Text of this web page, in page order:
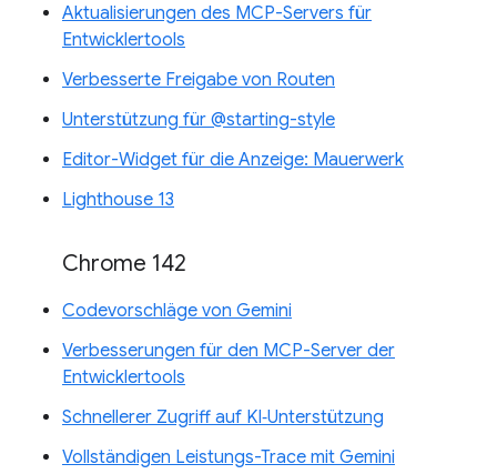
Aktualisierungen des MCP-Servers für
Entwicklertools
Verbesserte Freigabe von Routen
Unterstützung für @starting-style
Editor-Widget für die Anzeige: Mauerwerk
Lighthouse 13
Chrome 142
Codevorschläge von Gemini
Verbesserungen für den MCP-Server der
Entwicklertools
Schnellerer Zugriff auf KI‑Unterstützung
Vollständigen Leistungs-Trace mit Gemini